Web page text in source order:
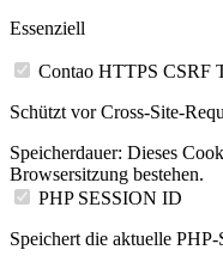
Essenziell
Contao HTTPS CSRF
Schützt vor Cross-Site-
Speicherdauer: Dieses
Browsersitzung bestehen.
PHP SESSION ID
Speichert die aktuelle PHP-